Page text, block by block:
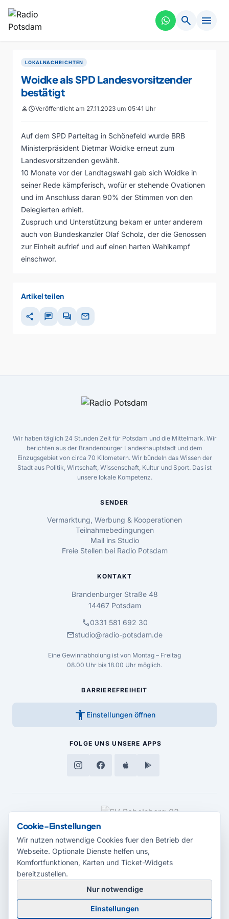
search menu
LOKALNACHRICHTEN
Woidke als SPD Landesvorsitzender
bestätigt
personscheduleVeröffentlicht am 27.11.2023 um 05:41 Uhr
Auf dem SPD Parteitag in Schönefeld wurde BRB
Ministerpräsident Dietmar Woidke erneut zum
Landesvorsitzenden gewählt.
10 Monate vor der Landtagswahl gab sich Woidke in
seiner Rede kämpferisch, wofür er stehende Ovationen
und im Anschluss daran 90% der Stimmen von den
Delegierten erhielt.
Zuspruch und Unterstützung bekam er unter anderem
auch von Bundeskanzler Olaf Scholz, der die Genossen
zur Einheit aufrief und auf einen harten Wahlkampf
einschwor.
Artikel teilen
share chat forum mail
Wir haben täglich 24 Stunden Zeit für Potsdam und die Mittelmark. Wir
berichten aus der Brandenburger Landeshauptstadt und dem
Einzugsgebiet von circa 70 Kilometern. Wir bündeln das Wissen der
Stadt aus Politik, Wirtschaft, Wissenschaft, Kultur und Sport. Das ist
unsere lokale Kompetenz.
SENDER
Vermarktung, Werbung & Kooperationen
Teilnahmebedingungen
Mail ins Studio
Freie Stellen bei Radio Potsdam
KONTAKT
Brandenburger Straße 48
14467 Potsdam
call0331 581 692 30
mailstudio@radio-potsdam.de
Eine Gewinnabholung ist von Montag – Freitag
08.00 Uhr bis 18.00 Uhr möglich.
BARRIEREFREIHEIT
accessibility_new Einstellungen öffnen
FOLGE UNS UNSERE APPS
MEDIENPARTNER
© 2026 Radio Potsdam. Webseite entwickelt durch dieMedienagentur
Babelsberg
Cookie-Einstellungen
Wir nutzen notwendige Cookies fuer den Betrieb der
Webseite. Optionale Dienste helfen uns,
Komfortfunktionen, Karten und Ticket-Widgets
bereitzustellen.
Nur notwendige
Einstellungen